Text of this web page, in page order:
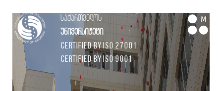
საქართველოს
უნივერსიტეტი
Certified by ISO 27001
Certified by ISO 9001
M